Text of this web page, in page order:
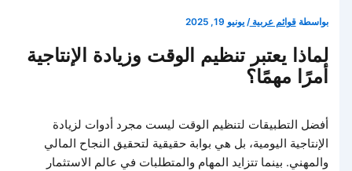
بواسطة قوائم عربية/يونيو 19, 2025
لماذا يعتبر تنظيم الوقت وزيادة الإنتاجية
أمرًا مهمًا؟
أفضل التطبيقات لتنظيم الوقت ليست مجرد أدوات لزيادة
الإنتاجية اليومية، بل هي بوابة حقيقية لتحقيق النجاح المالي
والمهني. بينما تتزايد المهام والمتطلبات في عالم الاستثمار